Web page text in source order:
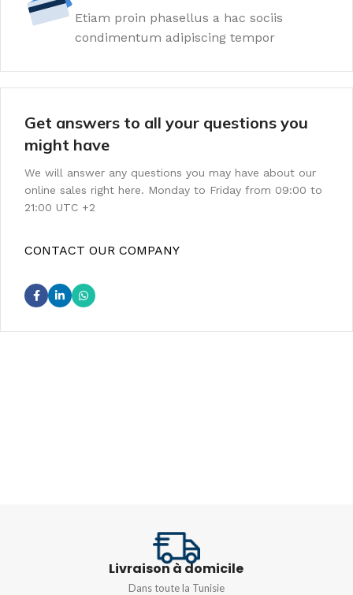
Etiam proin phasellus a hac sociis
condimentum adipiscing tempor
Get answers to all your questions you
might have
We will answer any questions you may have about our
online sales right here. Monday to Friday from 09:00 to
21:00 UTC +2
CONTACT OUR COMPANY
Livraison à domicile
Dans toute la Tunisie